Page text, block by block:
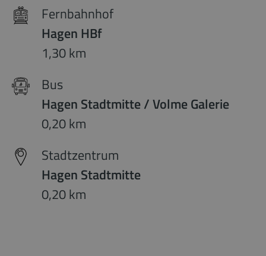
Fernbahnhof
Hagen HBf
1,30 km
Bus
Hagen Stadtmitte / Volme Galerie
0,20 km
Stadtzentrum
Hagen Stadtmitte
0,20 km